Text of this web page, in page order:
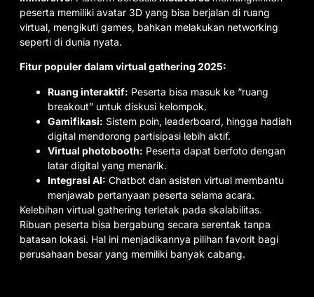
peserta memiliki avatar 3D yang bisa berjalan di ruang
virtual, mengikuti games, bahkan melakukan networking
seperti di dunia nyata.
Fitur populer dalam virtual gathering 2025:
Ruang interaktif: Peserta bisa masuk ke “ruang
breakout” untuk diskusi kelompok.
Gamifikasi: Sistem poin, leaderboard, hingga hadiah
digital mendorong partisipasi lebih aktif.
Virtual photobooth: Peserta dapat berfoto dengan
latar digital yang menarik.
Integrasi AI: Chatbot dan asisten virtual membantu
menjawab pertanyaan peserta selama acara.
Kelebihan virtual gathering terletak pada skalabilitas.
Ribuan peserta bisa bergabung secara serentak tanpa
batasan lokasi. Hal ini menjadikannya pilihan favorit bagi
perusahaan besar yang memiliki banyak cabang.